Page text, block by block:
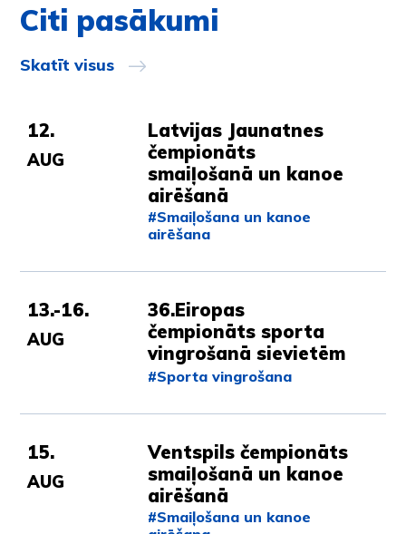
Citi pasākumi
Skatīt visus
12.
AUG
Latvijas Jaunatnes
čempionāts
smaiļošanā un kanoe
airēšanā
#Smaiļošana un kanoe
airēšana
13.-16.
AUG
36.Eiropas
čempionāts sporta
vingrošanā sievietēm
#Sporta vingrošana
15.
AUG
Ventspils čempionāts
smaiļošanā un kanoe
airēšanā
#Smaiļošana un kanoe